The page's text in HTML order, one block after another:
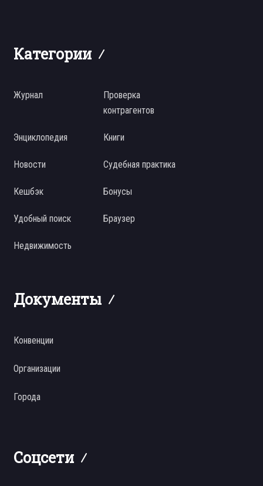
Категории
Журнал
Проверка
контрагентов
Энциклопедия Книги
Новости Судебная практика
Кешбэк Бонусы
Удобный поиск Браузер
Недвижимость
Документы
Конвенции
Организации
Города
Соцсети